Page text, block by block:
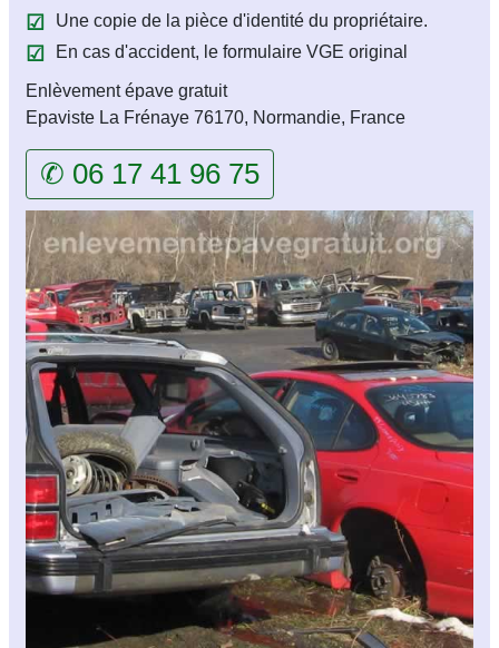
Une copie de la pièce d'identité du propriétaire.
En cas d'accident, le formulaire VGE original
Enlèvement épave gratuit
Epaviste La Frénaye 76170, Normandie, France
✆ 06 17 41 96 75